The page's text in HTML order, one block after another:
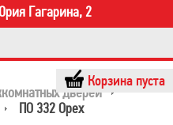
Гагарина, 2
Корзина пуста
дверей
ПО 332 Орех